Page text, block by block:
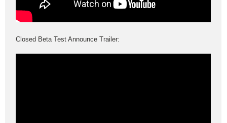
Closed Beta Test Announce Trailer: